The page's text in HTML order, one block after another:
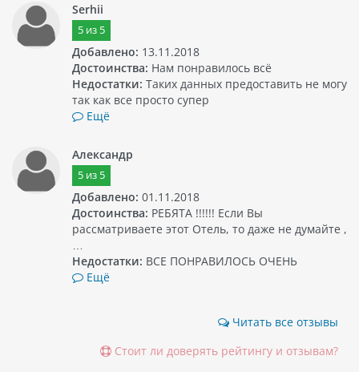
Serhii
5из 5
Добавлено: 13.11.2018
Достоинства: Нам понравилось всё
Недостатки: Таких данных предоставить не могу
так как все просто супер
Ещё
Александр
5из 5
Добавлено: 01.11.2018
Достоинства: РЕБЯТА !!!!!! Если Вы
рассматриваете этот Отель, то даже не думайте ,
Недостатки: ВСЕ ПОНРАВИЛОСЬ ОЧЕНЬ
Ещё
Читать все отзывы
Стоит ли доверять рейтингу и отзывам?